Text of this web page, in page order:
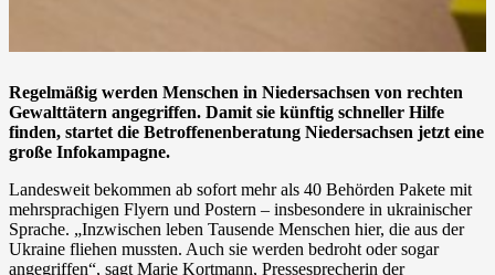
Regelmäßig werden Menschen in Niedersachsen von rechten
Gewalttätern angegriffen. Damit sie künftig schneller Hilfe
finden, startet die Betroffenenberatung Niedersachsen jetzt eine
große Infokampagne.
Landesweit bekommen ab sofort mehr als 40 Behörden Pakete mit
mehrsprachigen Flyern und Postern – insbesondere in ukrainischer
Sprache. „Inzwischen leben Tausende Menschen hier, die aus der
Ukraine fliehen mussten. Auch sie werden bedroht oder sogar
angegriffen“, sagt Marie Kortmann, Pressesprecherin der